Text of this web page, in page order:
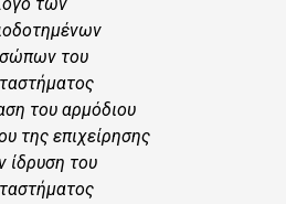
του
του αρμόδιου
της επιχείρησης
ίδρυση του